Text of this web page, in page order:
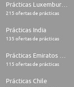
Prácticas Luxemburgo
215 ofertas de prácticas
Prácticas India
135 ofertas de prácticas
115 ofertas de prácticas
Prácticas Chile